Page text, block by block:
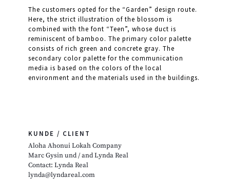
The customers opted for the “Garden” design route.
Here, the strict illustration of the blossom is
combined with the font “Teen”, whose duct is
reminiscent of bamboo. The primary color palette
consists of rich green and concrete gray. The
secondary color palette for the communication
media is based on the colors of the local
environment and the materials used in the buildings.
KUNDE / CLIENT
Aloha Ahonui Lokah Company
Marc Gysin und / and Lynda Real
Contact: Lynda Real
lynda@lyndareal.com